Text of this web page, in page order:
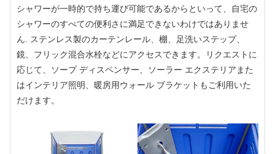
シャワーが一時的で持ち運び可能であるからといって、自宅の
シャワーのすべての便利さに満足できないわけではありませ
ん. ステンレス製のカーテンレール、棚、足洗いステップ、
鏡、フリック混合水栓などにアクセスできます。リクエストに
応じて、ソープ ディスペンサー、ソーラー エクステリアまた
はインテリア照明、暖房用ウォール ブラケットもご利用いた
だけます。